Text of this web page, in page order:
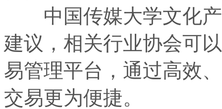
中国传媒大学文化产
建议，相关行业协会可
易管理平台，通过高效
交易更为便捷。